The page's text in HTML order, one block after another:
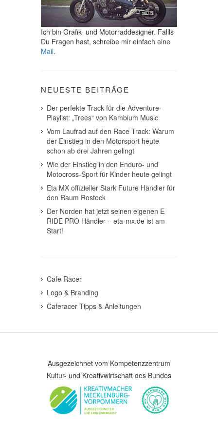
Ich bin Grafik- und Motorraddesigner. Fallls
Du Fragen hast, schreibe mir einfach eine
Mail.
NEUESTE BEITRÄGE
Der perfekte Track für die Adventure-
Playlist: „Trees“ von Kambium Music
Vom Laufrad auf den Race Track: Warum
der Einstieg in den Motorsport heute
schon ab drei Jahren gelingt
Wie der Einstieg in den Enduro- und
Motocross-Sport für Kinder heute gelingt
Eta MX offizieller Stark Future Händler für
den Raum Rostock
Der Norden hat jetzt seinen eigenen E
RIDE PRO Händler – eta-mx.de ist am
Start!
Cafe Racer
Logo & Branding
Caferacer Tipps & Anleitungen
Ausgezeichnet vom Kompetenzzentrum
Kultur- und Kreativwirtschaft des Bundes